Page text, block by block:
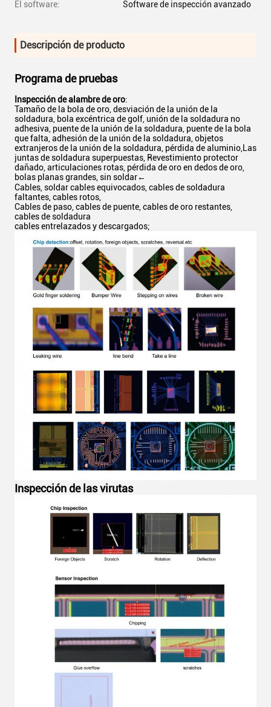
El software: Software de inspección avanzado
Descripción de producto
Programa de pruebas
Inspección de alambre de oro:
Tamaño de la bola de oro, desviación de la unión de la
soldadura, bola excéntrica de golf, unión de la soldadura no
adhesiva, puente de la unión de la soldadura, puente de la bola
que falta, adhesión de la unión de la soldadura, objetos
extranjeros de la unión de la soldadura, pérdida de aluminio,Las
juntas de soldadura superpuestas, Revestimiento protector
dañado, articulaciones rotas, pérdida de oro en dedos de oro,
bolas planas grandes, sin soldar←
Cables, soldar cables equivocados, cables de soldadura
faltantes, cables rotos,
Cables de paso, cables de puente, cables de oro restantes,
cables de soldadura
cables entrelazados y descargados;
Inspección de las virutas